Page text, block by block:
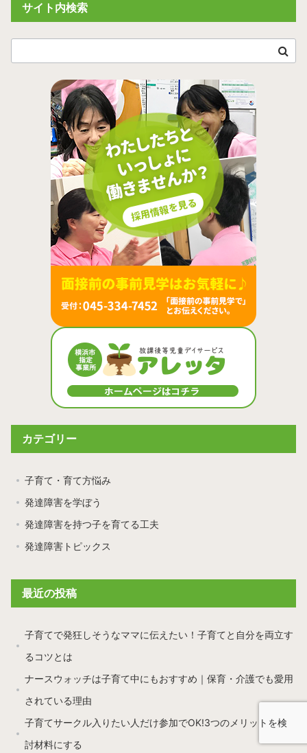
サイト内検索
カテゴリー
子育て・育て方悩み
発達障害を学ぼう
発達障害を持つ子を育てる工夫
発達障害トピックス
最近の投稿
子育てで発狂しそうなママに伝えたい！子育てと自分を両立す
るコツとは
ナースウォッチは子育て中にもおすすめ｜保育・介護でも愛用
されている理由
子育てサークル入りたい人だけ参加でOK!3つのメリットを検
討材料にする